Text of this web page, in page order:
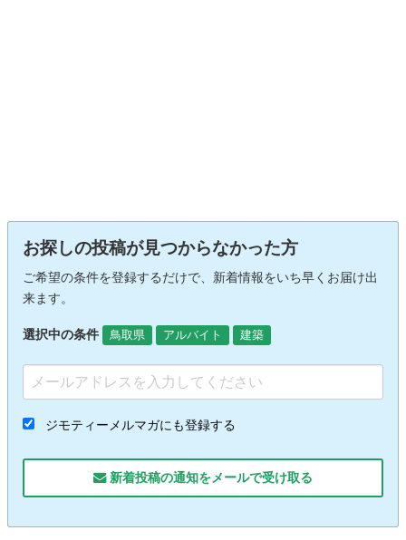
お探しの投稿が見つからなかった方
ご希望の条件を登録するだけで、新着情報をいち早くお届け出
来ます。
選択中の条件 鳥取県 アルバイト 建築
ジモティーメルマガにも登録する
新着投稿の通知をメールで受け取る